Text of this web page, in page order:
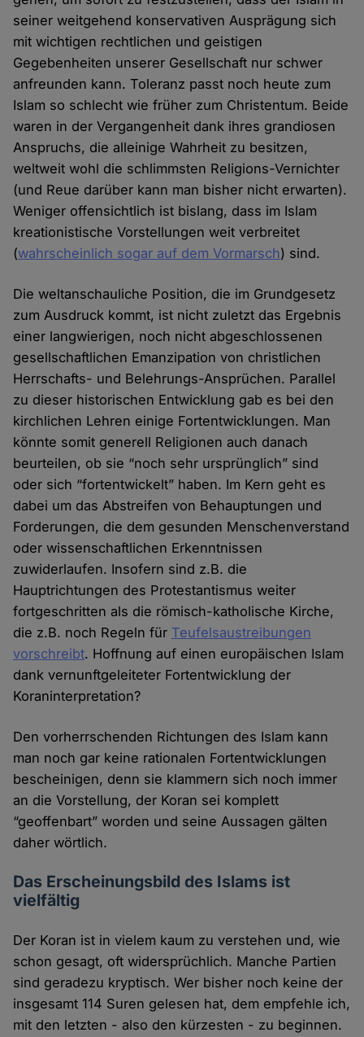
seiner weitgehend konservativen Ausprägung sich
mit wichtigen rechtlichen und geistigen
Gegebenheiten unserer Gesellschaft nur schwer
anfreunden kann. Toleranz passt noch heute zum
Islam so schlecht wie früher zum Christentum. Beide
waren in der Vergangenheit dank ihres grandiosen
Anspruchs, die alleinige Wahrheit zu besitzen,
weltweit wohl die schlimmsten Religions-Vernichter
(und Reue darüber kann man bisher nicht erwarten).
Weniger offensichtlich ist bislang, dass im Islam
kreationistische Vorstellungen weit verbreitet
(wahrscheinlich sogar auf dem Vormarsch) sind.
Die weltanschauliche Position, die im Grundgesetz
zum Ausdruck kommt, ist nicht zuletzt das Ergebnis
einer langwierigen, noch nicht abgeschlossenen
gesellschaftlichen Emanzipation von christlichen
Herrschafts- und Belehrungs-Ansprüchen. Parallel
zu dieser historischen Entwicklung gab es bei den
kirchlichen Lehren einige Fortentwicklungen. Man
könnte somit generell Religionen auch danach
beurteilen, ob sie “noch sehr ursprünglich” sind
oder sich “fortentwickelt” haben. Im Kern geht es
dabei um das Abstreifen von Behauptungen und
Forderungen, die dem gesunden Menschenverstand
oder wissenschaftlichen Erkenntnissen
zuwiderlaufen. Insofern sind z.B. die
Hauptrichtungen des Protestantismus weiter
fortgeschritten als die römisch-katholische Kirche,
die z.B. noch Regeln für Teufelsaustreibungen
vorschreibt. Hoffnung auf einen europäischen Islam
dank vernunftgeleiteter Fortentwicklung der
Koraninterpretation?
Den vorherrschenden Richtungen des Islam kann
man noch gar keine rationalen Fortentwicklungen
bescheinigen, denn sie klammern sich noch immer
an die Vorstellung, der Koran sei komplett
“geoffenbart” worden und seine Aussagen gälten
daher wörtlich.
Das Erscheinungsbild des Islams ist
vielfältig
Der Koran ist in vielem kaum zu verstehen und, wie
schon gesagt, oft widersprüchlich. Manche Partien
sind geradezu kryptisch. Wer bisher noch keine der
insgesamt 114 Suren gelesen hat, dem empfehle ich,
mit den letzten - also den kürzesten - zu beginnen.